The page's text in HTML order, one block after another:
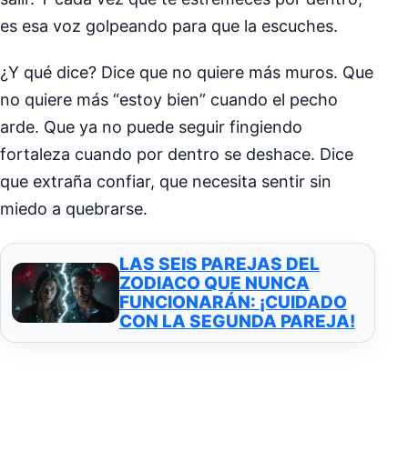
es esa voz golpeando para que la escuches.
¿Y qué dice? Dice que no quiere más muros. Que
no quiere más “estoy bien” cuando el pecho
arde. Que ya no puede seguir fingiendo
fortaleza cuando por dentro se deshace. Dice
que extraña confiar, que necesita sentir sin
miedo a quebrarse.
LAS SEIS PAREJAS DEL
ZODIACO QUE NUNCA
FUNCIONARÁN: ¡CUIDADO
CON LA SEGUNDA PAREJA!